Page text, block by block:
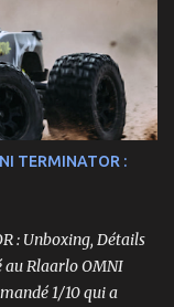
TERMINATOR :
: Unboxing, Détails
au Rlaarlo OMNI
1/10 qui a